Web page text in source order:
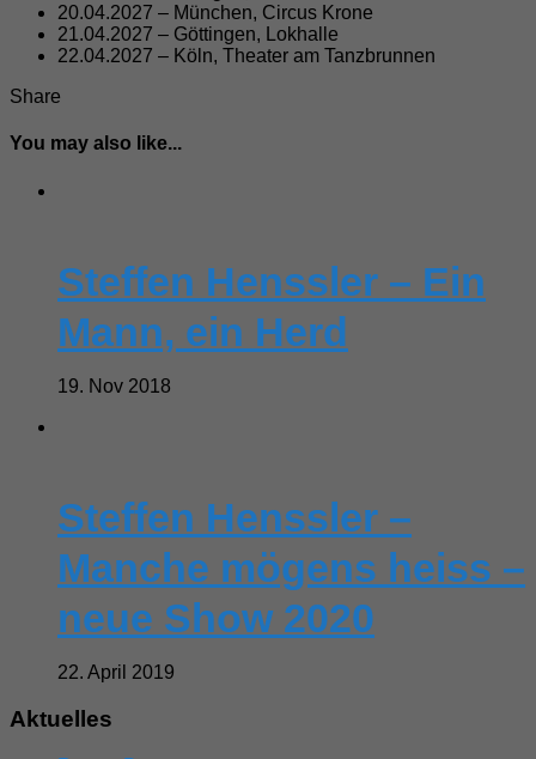
20.04.2027 – München, Circus Krone
21.04.2027 – Göttingen, Lokhalle
22.04.2027 – Köln, Theater am Tanzbrunnen
Share
You may also like...
Steffen Henssler – Ein
Mann, ein Herd
19. Nov 2018
Steffen Henssler –
Manche mögens heiss –
neue Show 2020
22. April 2019
Aktuelles